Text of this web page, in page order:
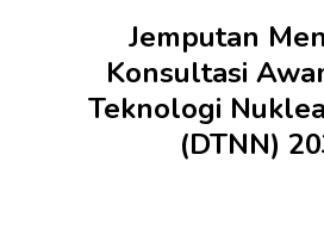
Jemputan
Konsultasi
Teknologi
(DTNN)